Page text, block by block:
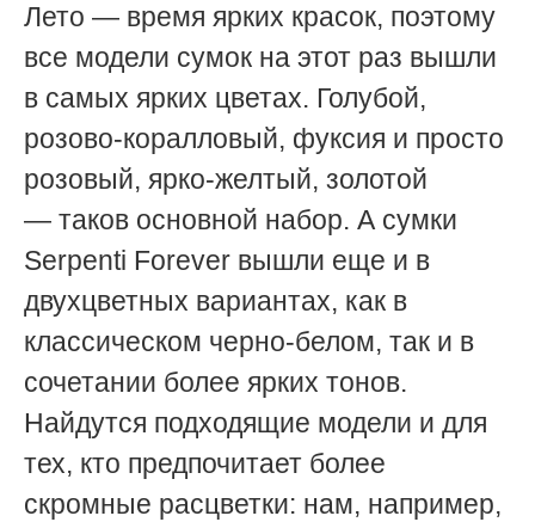
Лето — время ярких красок, поэтому
все модели сумок на этот раз вышли
в самых ярких цветах. Голубой,
розово-коралловый, фуксия и просто
розовый, ярко-желтый, золотой
— таков основной набор. А сумки
Serpenti Forever вышли еще и в
двухцветных вариантах, как в
классическом черно-белом, так и в
сочетании более ярких тонов.
Найдутся подходящие модели и для
тех, кто предпочитает более
скромные расцветки: нам, например,